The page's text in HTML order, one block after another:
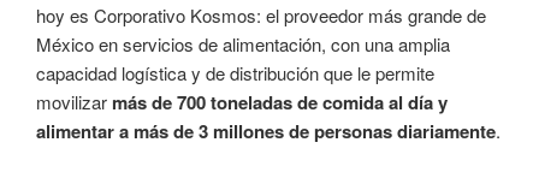
hoy es Corporativo Kosmos: el proveedor más grande de
México en servicios de alimentación, con una amplia
capacidad logística y de distribución que le permite
movilizar más de 700 toneladas de comida al día y
alimentar a más de 3 millones de personas diariamente.